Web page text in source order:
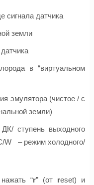
сигнала датчика
земли
в “виртуальном
эмулятора (чистое / с
земли)
ступень выходного
W – режим холодного/
“r” (от reset) и